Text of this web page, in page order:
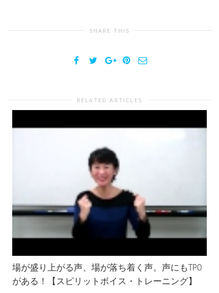
SHARE THIS
RELATED ARTICLES
場が盛り上がる声、場が落ち着く声。声にもTPO
がある！【スピリットボイス・トレーニング】